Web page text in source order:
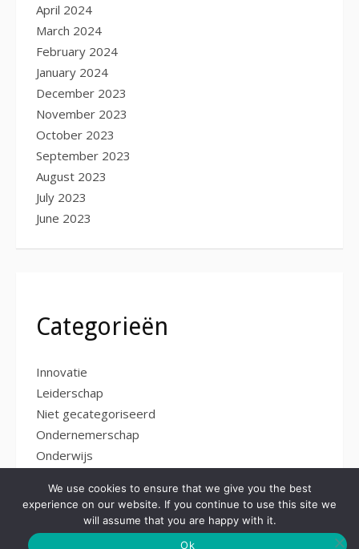
April 2024
March 2024
February 2024
January 2024
December 2023
November 2023
October 2023
September 2023
August 2023
July 2023
June 2023
Categorieën
Innovatie
Leiderschap
Niet gecategoriseerd
Ondernemerschap
Onderwijs
We use cookies to ensure that we give you the best
experience on our website. If you continue to use this site we
will assume that you are happy with it.
Ok